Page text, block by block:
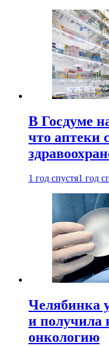
В Госдуме
что аптеки
1 год спустя1 год
Челябинка
и получила
онкологию